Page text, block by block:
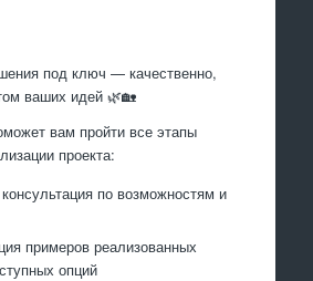
под ключ — качественно,
ваших идей 🌿🏡
вам пройти все этапы
проекта:
по возможностям и
примеров реализованных
опций